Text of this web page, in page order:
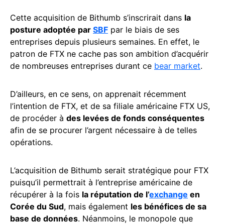
Cette acquisition de Bithumb s’inscrirait dans la
posture adoptée par SBF par le biais de ses
entreprises depuis plusieurs semaines. En effet, le
patron de FTX ne cache pas son ambition d’acquérir
de nombreuses entreprises durant ce bear market.
D’ailleurs, en ce sens, on apprenait récemment
l’intention de FTX, et de sa filiale américaine FTX US,
de procéder à des levées de fonds conséquentes
afin de se procurer l’argent nécessaire à de telles
opérations.
L’acquisition de Bithumb serait stratégique pour FTX
puisqu’il permettrait à l’entreprise américaine de
récupérer à la fois la réputation de l’exchange en
Corée du Sud, mais également les bénéfices de sa
base de données. Néanmoins, le monopole que